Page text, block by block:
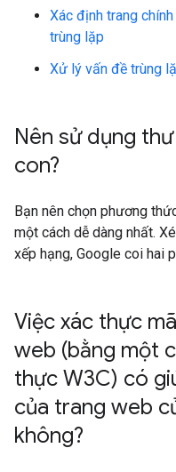
Xác định trang
trùng lặp
Xử lý vấn đề trùng
Nên sử dụng
con?
Bạn nên chọn phương
một cách dễ dàng nhất.
xếp hạng, Google coi hai
Việc xác thực
web (bằng một
thực W3C) có
của trang web
không?